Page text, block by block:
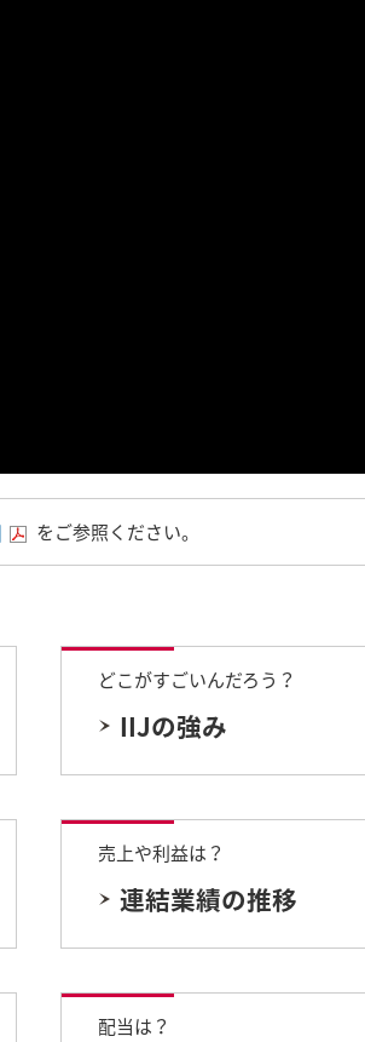
をご参照ください。
どこがすごいんだろう？
IIJの強み
売上や利益は？
連結業績の推移
配当は？